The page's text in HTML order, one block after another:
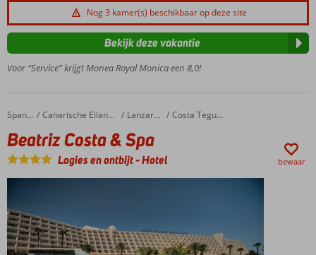
met
zeezicht
Gevarieerd
buffet
club
kinderen
En een
jou!
Nog 3 kamer(s) beschikbaar op deze site
Voor “Service” krijgt Monea Royal Monica een 8,0!
Bekijk deze vakantie
Home Spanje Canarische Eilanden Lanzarote Costa Teguise
Beatriz Costa & Spa
Beatriz Costa & Spa
Logies en ontbijt-Hotel bewaar